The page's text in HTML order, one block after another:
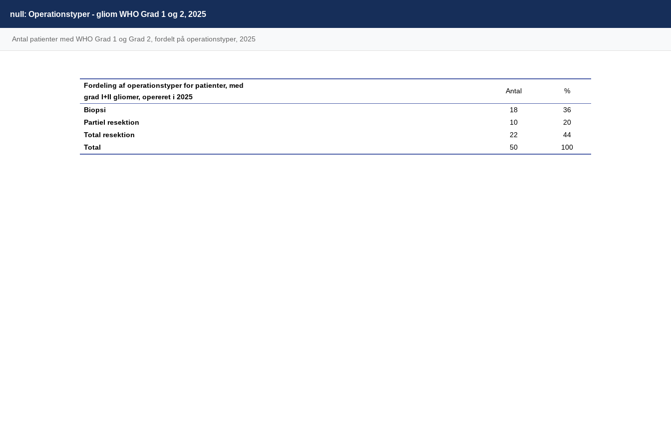
null: Operationstyper - gliom WHO Grad 1 og 2, 2025
Antal patienter med WHO Grad 1 og Grad 2, fordelt på operationstyper, 2025
Fordeling af operationstyper for patienter, med
grad I+II gliomer, opereret i 2025
Antal %
Biopsi 18
36
Partiel resektion
10
20
Total resektion
22
44
Total
50 100